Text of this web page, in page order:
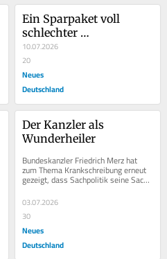
Ein Sparpaket voll
schlechter
Überraschungen
10.07.2026
20
Neues
Deutschland
Der Kanzler als
Wunderheiler
Bundeskanzler Friedrich Merz hat
zum Thema Krankschreibung erneut
gezeigt, dass Sachpolitik seine Sache
eben nicht ist. »Wir müssen den
Krankenstand...
03.07.2026
30
Neues
Deutschland